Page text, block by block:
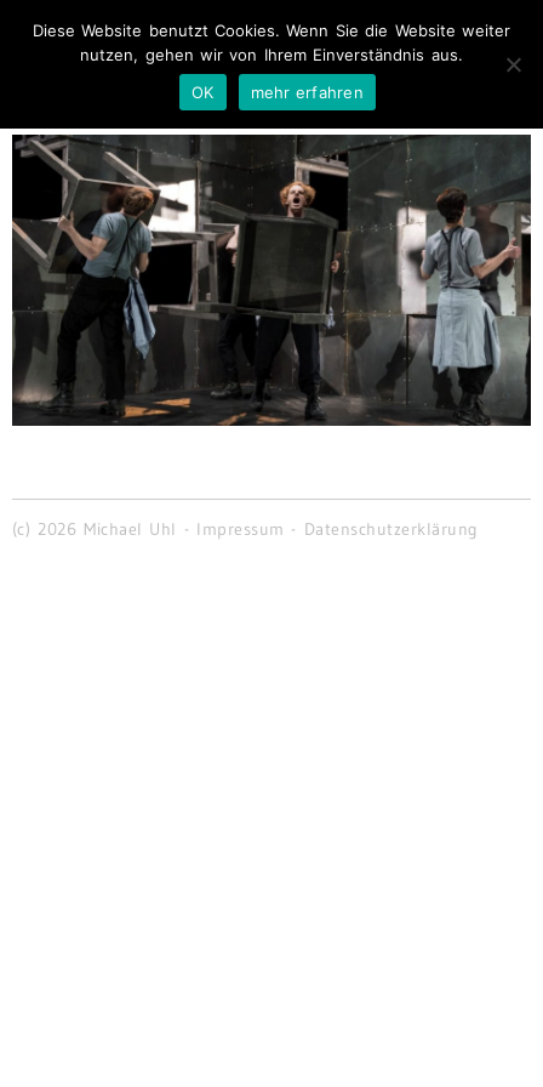
(c) 2026 Michael Uhl - Impressum - Datenschutzerklärung
Diese Website benutzt Cookies. Wenn Sie die Website weiter
nutzen, gehen wir von Ihrem Einverständnis aus.
OK
mehr erfahren